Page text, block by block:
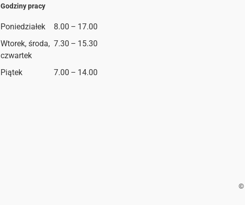
Godziny pracy
Poniedziałek
8.00 – 17.00
Wtorek, środa,
czwartek
7.30 – 15.30
Piątek 7.00 – 14.00
©